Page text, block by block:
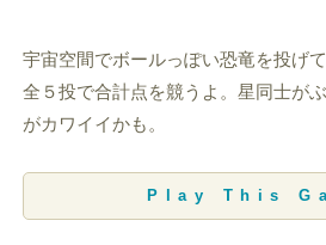
宇宙空間でボールっぽい恐竜を投げ
全５投で合計点を競うよ。星同士が
がカワイイかも。
Play This